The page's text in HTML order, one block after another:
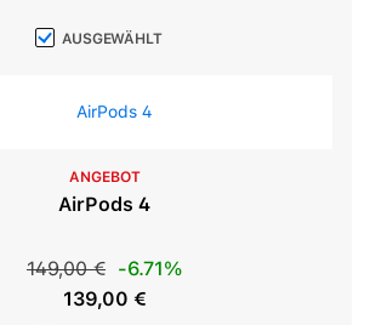
AUSGEWÄHLT
ANGEBOT
AirPods 4
Verkaufspreis:
Regulärer Preis:
149,00 € -6.71%
139,00 €